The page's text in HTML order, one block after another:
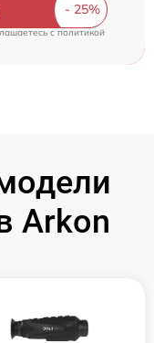
c политикой
Arkon